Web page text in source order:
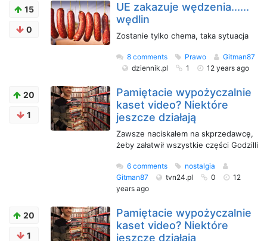
15
0
UE zakazuje wędzenia......
wędlin
Zostanie tylko chema, taka sytuacja
8 comments Prawo
Gitman87
dziennik.pl
1 12 years ago
20
1
Pamiętacie wypożyczalnie
kaset video? Niektóre
jeszcze działają
Zawsze naciskałem na skprzedawcę,
żeby załatwił wszystkie części Godzilli
6 comments
nostalgia
Gitman87
tvn24.pl 0
12
years ago
20
1
Pamiętacie wypożyczalnie
kaset video? Niektóre
jeszcze działają